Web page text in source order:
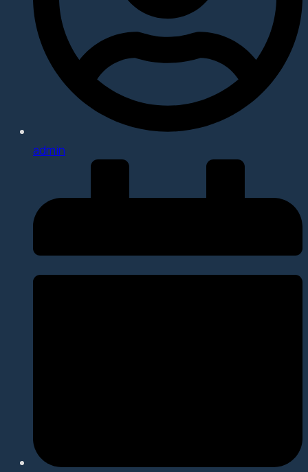
admin